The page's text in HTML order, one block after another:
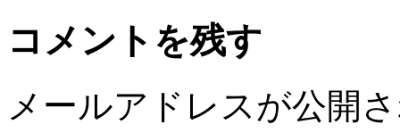
コメントを残す
メールアドレスが公開